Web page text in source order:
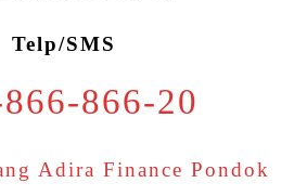
Telp/SMS
866-20